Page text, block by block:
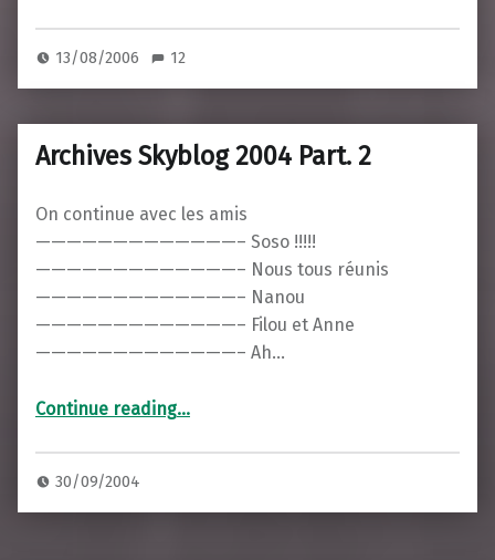
13/08/2006 12
Archives Skyblog 2004 Part. 2
On continue avec les amis
—————————————– Soso !!!!!
—————————————– Nous tous réunis
—————————————– Nanou
—————————————– Filou et Anne
—————————————– Ah…
Continue reading“Archives Skyblog 2004 Part. 2”…
30/09/2004